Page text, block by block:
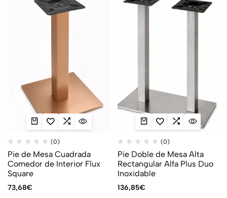
(0)
Pie de Mesa Cuadrada
Comedor de Interior Flux
Square
73,68€
(0)
Pie Doble de Mesa Alta
Rectangular Alfa Plus Duo
Inoxidable
136,85€